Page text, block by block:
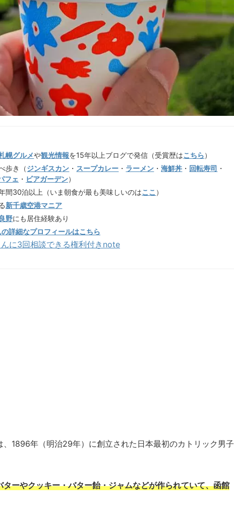
幌グルメや観光情報を15年以上ブログで発信（受賞歴はこちら）
歩き（ジンギスカン ・ スープカレー ・ ラーメン ・海鮮丼 ・ 回転寿司 ・
フェ ・ ビアガーデン）
間30泊以上（いま朝食が最も美味しいのはここ ）
新千歳空港マニア
野にも居住経験あり
詳細なプロフィールはこちら
に3回相談できる権利付きnote
1896年（明治29年）に創立された日本最初のカトリック男子
ーやクッキー・バター飴・ジャムなどが作られていて、函館